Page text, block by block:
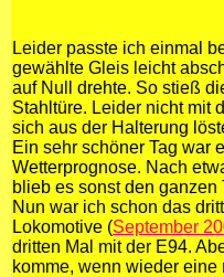
Leider passte ich einmal
gewählte Gleis leicht
auf Null drehte. So stieß
Stahltüre. Leider nicht mit
sich aus der Halterung
Ein sehr schöner Tag war
Wetterprognose. Nach
blieb es sonst den ganzen
Nun war ich schon das
Lokomotive (September
dritten Mal mit der E94.
komme, wenn wieder